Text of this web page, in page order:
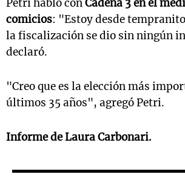
Petri habló conCadena 3 en el
comicios: "Estoy desde
la fiscalización se dio sin ningún
declaró.
"Creo que es la elección más
últimos 35 años", agregó Petri.
Informe de Laura Carbonari.